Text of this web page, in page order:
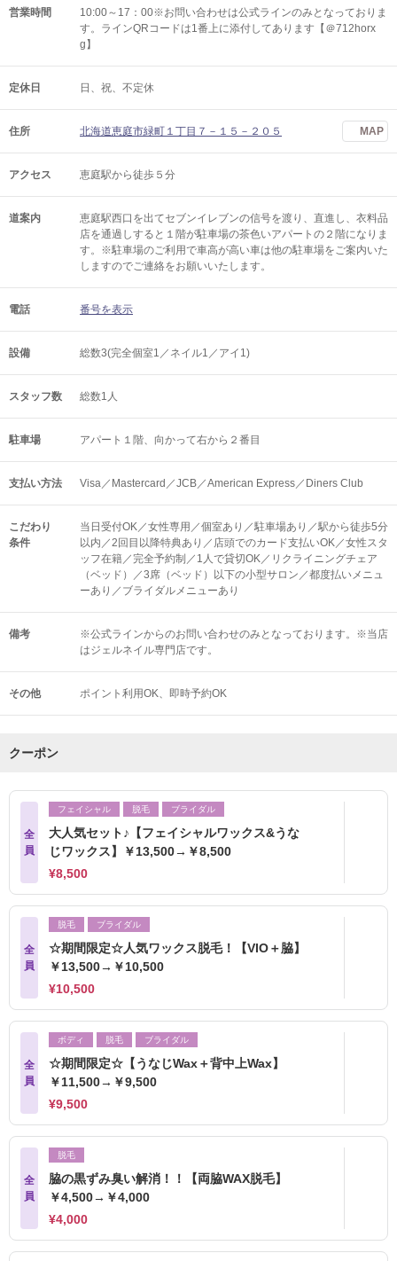
営業時間
10:00～17：00※お問い合わせは公式ラインのみとなっておりま
す。ラインQRコードは1番上に添付してあります【＠712horx
g】
定休日 日、祝、不定休
住所 北海道恵庭市緑町１丁目７－１５－２０５ MAP
アクセス 恵庭駅から徒歩５分
道案内
恵庭駅西口を出てセブンイレブンの信号を渡り、直進し、衣料品
店を通過しすると１階が駐車場の茶色いアパートの２階になりま
す。※駐車場のご利用で車高が高い車は他の駐車場をご案内いた
しますのでご連絡をお願いいたします。
電話 番号を表示
設備 総数3(完全個室1／ネイル1／アイ1)
スタッフ数 総数1人
駐車場 アパート１階、向かって右から２番目
支払い方法 Visa／Mastercard／JCB／American Express／Diners Club
こだわり
条件
当日受付OK／女性専用／個室あり／駐車場あり／駅から徒歩5分
以内／2回目以降特典あり／店頭でのカード支払いOK／女性スタ
ッフ在籍／完全予約制／1人で貸切OK／リクライニングチェア
（ベッド）／3席（ベッド）以下の小型サロン／都度払いメニュ
ーあり／ブライダルメニューあり
備考
※公式ラインからのお問い合わせのみとなっております。※当店
はジェルネイル専門店です。
その他 ポイント利用OK 即時予約OK
クーポン
全
員
フェイシャル 脱毛 ブライダル
大人気セット♪【フェイシャルワックス&うな
じワックス】￥13,500→￥8,500
¥8,500
全
員
脱毛 ブライダル
☆期間限定☆人気ワックス脱毛！【VIO＋脇】
￥13,500→￥10,500
¥10,500
全
員
ボディ 脱毛 ブライダル
☆期間限定☆【うなじWax＋背中上Wax】
￥11,500→￥9,500
¥9,500
全
員
脱毛
脇の黒ずみ臭い解消！！【両脇WAX脱毛】
￥4,500→￥4,000
¥4,000